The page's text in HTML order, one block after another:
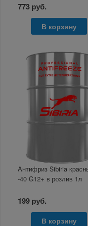
773 руб.
В корзину
Антифриз Sibiria
-40 G12+ в розлив 1л
199 руб.
В корзину